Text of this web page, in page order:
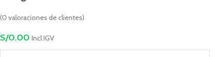
(0 valoraciones de clientes)
S/0.00 Incl IGV